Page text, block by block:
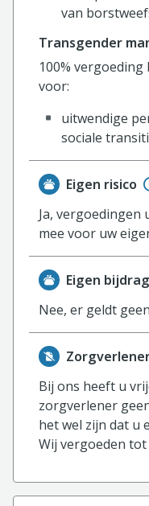
van
Transgender
100%
voor:
uitwendige
sociale
Eigen risico
Ja, vergoedingen
mee voor uw
Eigen
Nee, er geldt
Bij ons heeft u
zorgverlener
het wel zijn dat u
Wij vergoeden